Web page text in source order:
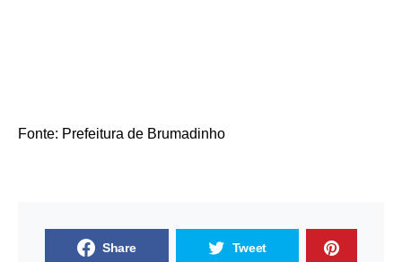
Fonte: Prefeitura de Brumadinho
Share Tweet